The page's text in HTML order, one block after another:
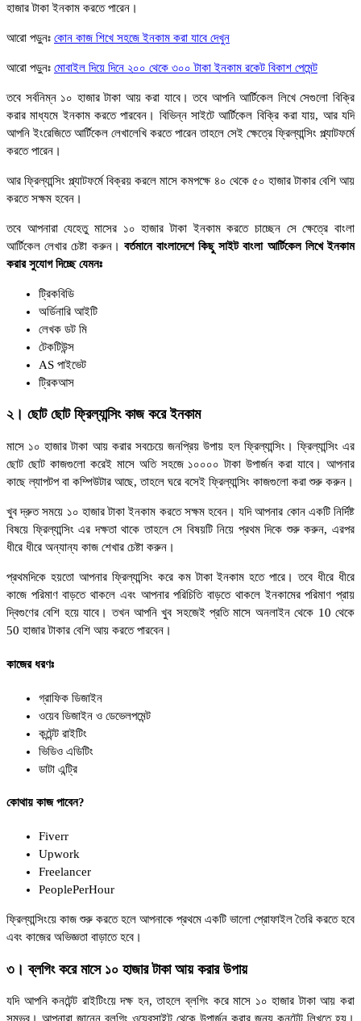
হাজার টাকা ইনকাম করতে পারেন।
আরো পড়ুনঃ কোন কাজ শিখে সহজে ইনকাম করা যাবে দেখুন
আরো পড়ুনঃ মোবাইল দিয়ে দিনে ২০০ থেকে ৩০০ টাকা ইনকাম রকেট বিকাশ পেমেন্ট
তবে সর্বনিম্ন ১০ হাজার টাকা আয় করা যাবে। তবে আপনি আর্টিকেল লিখে সেগুলো বিক্রি
করার মাধ্যমে ইনকাম করতে পারবেন। বিভিন্ন সাইটে আর্টিকেল বিক্রি করা যায়, আর যদি
আপনি ইংরেজিতে আর্টিকেল লেখালেখি করতে পারেন তাহলে সেই ক্ষেত্রে ফ্রিল্যান্সিং প্ল্যাটফর্মে
করতে পারেন।
আর ফ্রিল্যান্সিং প্ল্যাটফর্মে বিক্রয় করলে মাসে কমপক্ষে ৪০ থেকে ৫০ হাজার টাকার বেশি আয়
করতে সক্ষম হবেন।
তবে আপনারা যেহেতু মাসের ১০ হাজার টাকা ইনকাম করতে চাচ্ছেন সে ক্ষেত্রে বাংলা
আর্টিকেল লেখার চেষ্টা করুন। বর্তমানে বাংলাদেশে কিছু সাইট বাংলা আর্টিকেল লিখে ইনকাম
করার সুযোগ দিচ্ছে যেমনঃ
ট্রিকবিডি
অর্ডিনারি আইটি
লেখক ডট মি
টেকটিউন্স
AS পাইভেট
ট্রিকআস
২। ছোট ছোট ফ্রিল্যান্সিং কাজ করে ইনকাম
মাসে ১০ হাজার টাকা আয় করার সবচেয়ে জনপ্রিয় উপায় হল ফ্রিল্যান্সিং। ফ্রিল্যান্সিং এর
ছোট ছোট কাজগুলো করেই মাসে অতি সহজে ১০০০০ টাকা উপার্জন করা যাবে। আপনার
কাছে ল্যাপটপ বা কম্পিউটার আছে, তাহলে ঘরে বসেই ফ্রিল্যান্সিং কাজগুলো করা শুরু করুন।
খুব দ্রুত সময়ে ১০ হাজার টাকা ইনকাম করতে সক্ষম হবেন। যদি আপনার কোন একটি নির্দিষ্ট
বিষয়ে ফ্রিল্যান্সিং এর দক্ষতা থাকে তাহলে সে বিষয়টি নিয়ে প্রথম দিকে শুরু করুন, এরপর
ধীরে ধীরে অন্যান্য কাজ শেখার চেষ্টা করুন।
প্রথমদিকে হয়তো আপনার ফ্রিল্যান্সিং করে কম টাকা ইনকাম হতে পারে। তবে ধীরে ধীরে
কাজে পরিমাণ বাড়তে থাকলে এবং আপনার পরিচিতি বাড়তে থাকলে ইনকামের পরিমাণ প্রায়
দ্বিগুণের বেশি হয়ে যাবে। তখন আপনি খুব সহজেই প্রতি মাসে অনলাইন থেকে 10 থেকে
50 হাজার টাকার বেশি আয় করতে পারবেন।
কাজের ধরণঃ
গ্রাফিক ডিজাইন
ওয়েব ডিজাইন ও ডেভেলপমেন্ট
কন্টেন্ট রাইটিং
ভিডিও এডিটিং
ডাটা এন্ট্রি
কোথায় কাজ পাবেন?
Fiverr
Upwork
Freelancer
PeoplePerHour
ফ্রিল্যান্সিংয়ে কাজ শুরু করতে হলে আপনাকে প্রথমে একটি ভালো প্রোফাইল তৈরি করতে হবে
এবং কাজের অভিজ্ঞতা বাড়াতে হবে।
৩। ব্লগিং করে মাসে ১০ হাজার টাকা আয় করার উপায়
যদি আপনি কনটেন্ট রাইটিংয়ে দক্ষ হন, তাহলে ব্লগিং করে মাসে ১০ হাজার টাকা আয় করা